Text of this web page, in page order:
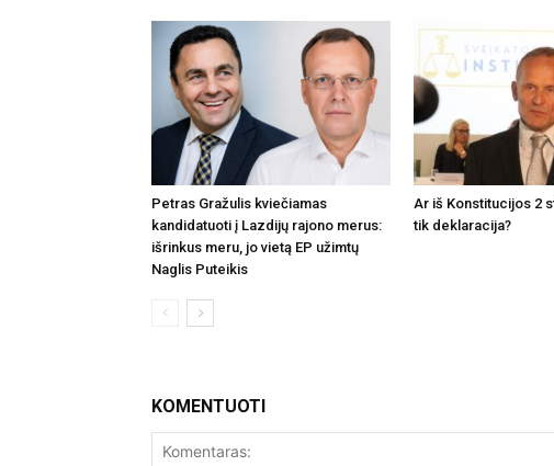
Petras Gražulis kviečiamas
kandidatuoti į Lazdijų rajono merus:
išrinkus meru, jo vietą EP užimtų
Naglis Puteikis
Ar iš Konstitucijos 2
tik deklaracija?
KOMENTUOTI